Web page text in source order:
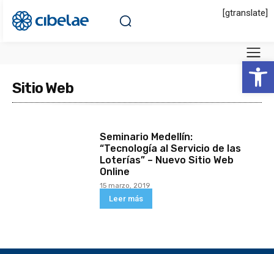
Abrir
[gtranslate]
Sitio Web
Seminario Medellín:
“Tecnología al Servicio de las
Loterías” – Nuevo Sitio Web
Online
15 marzo, 2019
Leer más